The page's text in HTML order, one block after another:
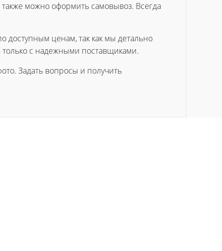
можно оформить самовывоз. Всегда
доступным ценам, так как мы детально
с надежными поставщиками.
Задать вопросы и получить